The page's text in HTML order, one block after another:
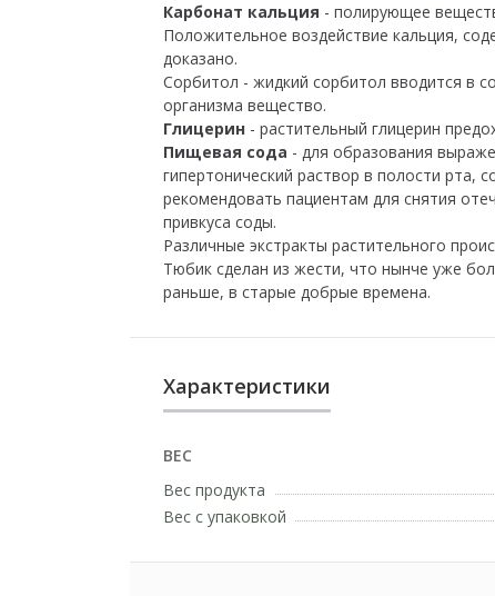
Карбонат кальция - полирующее
Положительное воздействие кальция,
доказано.
Сорбитол - жидкий сорбитол вводится в
организма вещество.
Глицерин - растительный глицерин
Пищевая сода - для образования
гипертонический раствор в полости рта,
рекомендовать пациентам для снятия
привкуса соды.
Различные экстракты растительного
Тюбик сделан из жести, что нынче уже
раньше, в старые добрые времена.
Характеристики
ВЕС
Вес продукта
Вес с упаковкой